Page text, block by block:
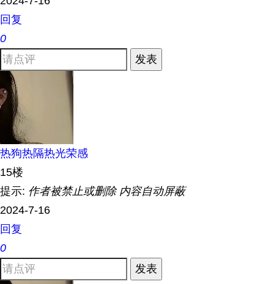
回复
0
发表
热狗热隔热光荣感
15楼
提示: 作者被禁止或删除 内容自动屏蔽
2024-7-16
回复
0
发表